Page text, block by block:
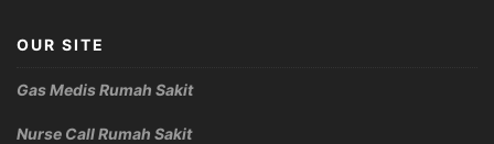
OUR SITE
Gas Medis Rumah Sakit
Nurse Call Rumah Sakit